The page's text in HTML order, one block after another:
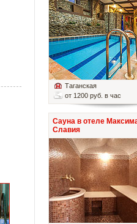
Таганская
от 1200 руб. в час
Сауна в отеле
Славия